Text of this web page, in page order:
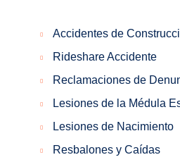
Accidentes de
Rideshare Accidente
Reclamaciones de
Lesiones de la Médula
Lesiones de Nacimiento
Resbalones y Caídas